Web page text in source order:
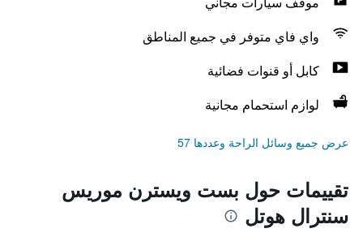
واي فاي متوفر في جميع المناطق
كابل أو قنوات فضائية
لوازم استحمام مجانية
عرض جميع وسائل الراحة وعددها 57
تقييمات حول بست ويسترن موريس
سنترال هوتل